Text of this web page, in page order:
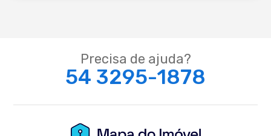
Precisa de ajuda?
54 3295-1878